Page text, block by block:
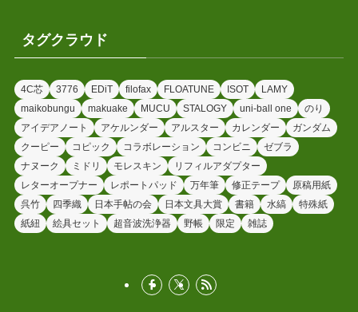
タグクラウド
4C芯 3776 EDiT filofax FLOATUNE ISOT
LAMY
maikobungu
makuake MUCU STALOGY uni-ball one
のり
アイデアノート
アケルンダー アルスター カレンダー
ガンダム
クーピー
コピック コラボレーション コンビニ
ゼブラ
ナヌーク
ミドリ モレスキン
リフィルアダプター
レターオープナー
レポートパッド 万年筆 修正テープ
原稿用紙
呉竹
四季織 日本手帖の会 日本文具大賞 書籍 水縞
特殊紙
紙紐
絵具セット 超音波洗浄器 野帳 限定 雑誌